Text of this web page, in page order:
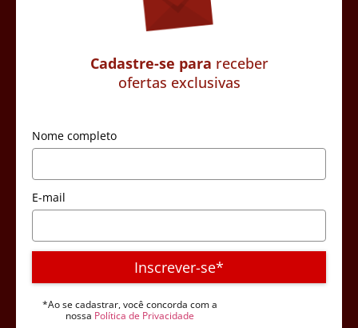
Cadastre-se para receber
ofertas exclusivas
Nome completo
E-mail
Inscrever-se*
*Ao se cadastrar, você concorda com a
nossa Política de Privacidade